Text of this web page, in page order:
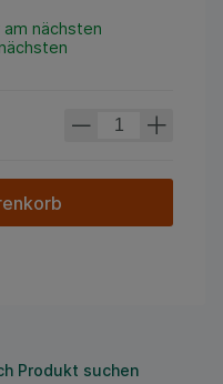
nächsten
Produkt suchen